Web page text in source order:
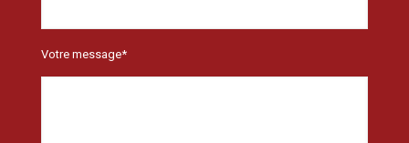
Votre message*